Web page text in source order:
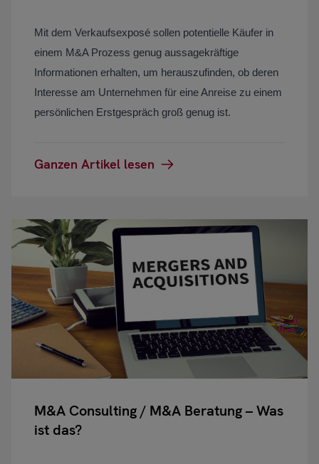
Mit dem Verkaufsexposé sollen potentielle Käufer in
einem M&A Prozess genug aussagekräftige
Informationen erhalten, um herauszufinden, ob deren
Interesse am Unternehmen für eine Anreise zu einem
persönlichen Erstgespräch groß genug ist.
Ganzen Artikel lesen
M&A Consulting / M&A Beratung – Was
ist das?